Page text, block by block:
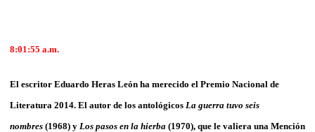
8:01:55 a.m.
El escritor Eduardo Heras León ha merecido el Premio Nacional de
Literatura 2014. El autor de los antológicos La guerra tuvo seis
nombres (1968) y Los pasos en la hierba (1970), que le valiera una Mención